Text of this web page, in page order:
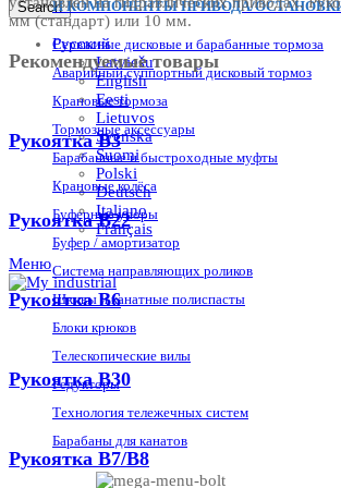
Search
Русский
Latviešu
English
Eesti
Lietuvos
Svenska
Suomi
Polski
Deutsch
Italiano
Français
Меню
И КОМПОНЕНТЫ ПРИВОДА/
Сервисные дисковые и барабанные тормоза
Аварийный суппортный дисковый тормоз
Крановые тормоза
Тормозные аксессуары
Барабанные и быстроходные муфты
Крановые колёса
Буферные упоры
Буфер / амортизатор
Система направляющих роликов
Шкивы и канатные полиспасты
Блоки крюков
Телескопические вилы
Редукторы
Технология тележечных систем
Барабаны для канатов
мм (стандарт) или 10 мм.
Рекомендуемые товары
Рукоятка B3
Рукоятка B22
Рукоятка B6
Рукоятка B30
Рукоятка B7/B8